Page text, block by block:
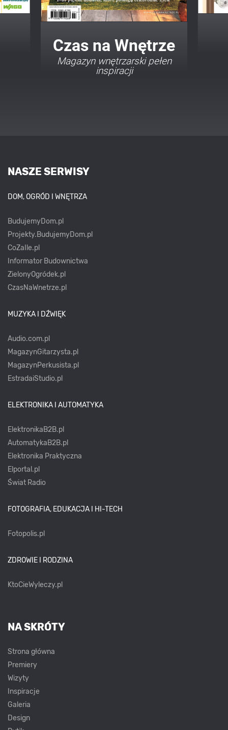
Twój Dom Twój Styl
Porady i inspiracje w
najmodniejszych stylach
NASZE SERWISY
DOM, OGRÓD I WNĘTRZA
BudujemyDom.pl
Projekty.BudujemyDom.pl
CoZaIle.pl
Informator Budownictwa
ZielonyOgródek.pl
CzasNaWnetrze.pl
MUZYKA I DŹWIĘK
Audio.com.pl
MagazynGitarzysta.pl
MagazynPerkusista.pl
EstradaiStudio.pl
ELEKTRONIKA I AUTOMATYKA
ElektronikaB2B.pl
AutomatykaB2B.pl
Elektronika Praktyczna
Elportal.pl
Świat Radio
FOTOGRAFIA, EDUKACJA I HI-TECH
Fotopolis.pl
ZDROWIE I RODZINA
KtoCieWyleczy.pl
NA SKRÓTY
Strona główna
Premiery
Wizyty
Inspiracje
Galeria
Design